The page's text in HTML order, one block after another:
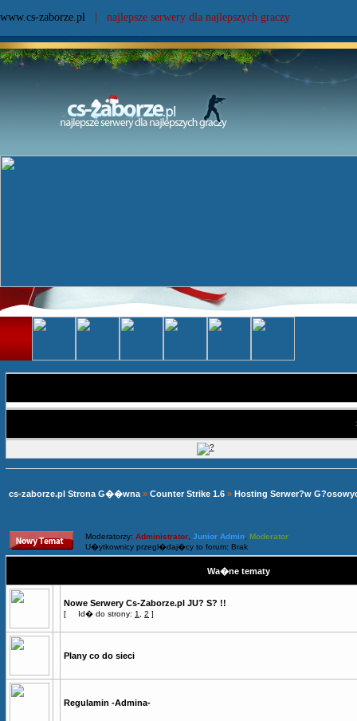
www.cs-zaborze.pl | najlepsze serwery dla najlepszych graczy
cs-zaborze.pl Strona G��wna » Counter Strike 1.6 » Hosting Serwer?w
Moderatorzy: Administrator Junior Admin Moderator
U�ytkownicy przegl�daj�cy to forum: Brak
Wa�ne tematy
Nowe Serwery Cs-Zaborze.pl JU? S? !!
[ Id� do strony: 1 2 ]
Plany co do sieci
Regulamin -Admina-